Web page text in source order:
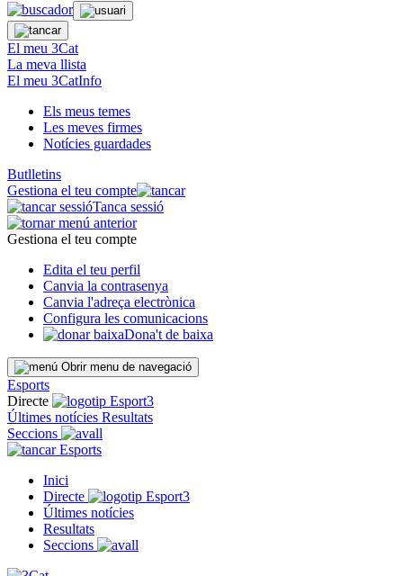
El meu 3Cat
La meva llista
El meu 3CatInfo
Els meus temes
Les meves firmes
Notícies guardades
Butlletins
Gestiona el teu compte
Tanca sessió
Gestiona el teu compte
Edita el teu perfil
Canvia la contrasenya
Canvia l'adreça electrònica
Configura les comunicacions
Dona't de baixa
Obrir menu de navegació
Esports
Directe
Últimes notícies Resultats
Seccions
Esports
Inici
Directe
Últimes notícies
Resultats
Seccions